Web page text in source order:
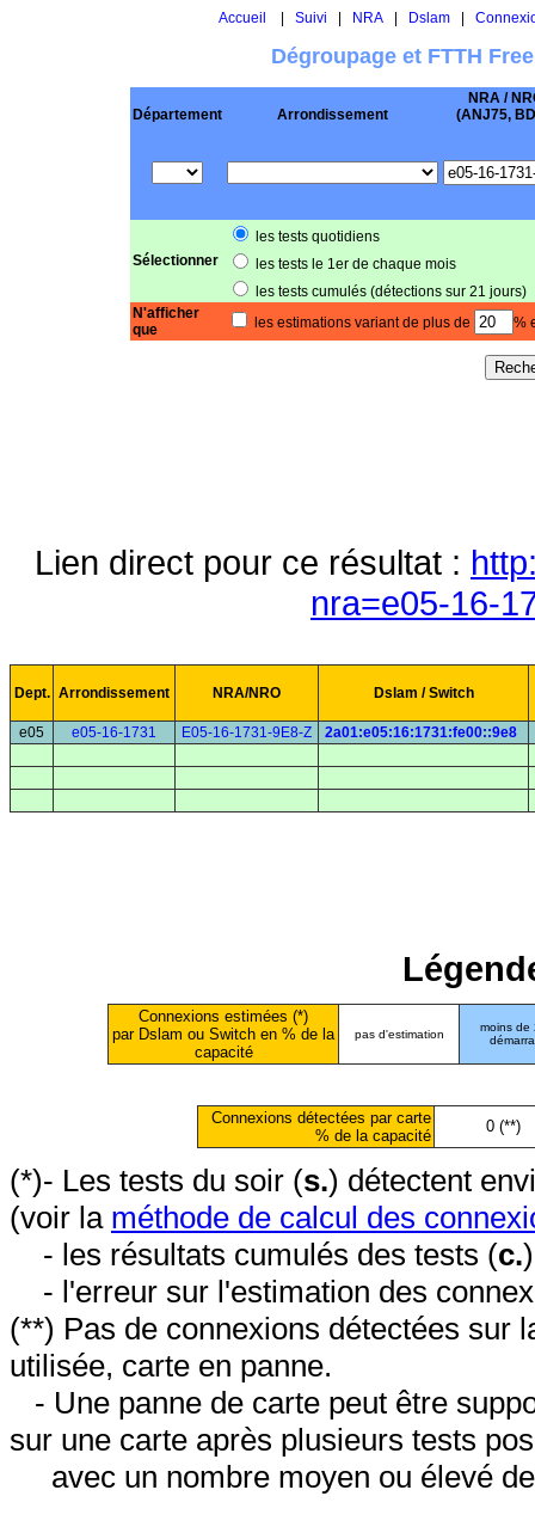
Accueil Suivi NRA| Dslam|
Dégroupage et FTTH
Département Arrondissement
NRA /
(ANJ75,
Sélectionner
les tests quotidiens
les tests le 1er de chaque mois
les tests cumulés (détections sur 21 jours)
N'afficher
que
les estimations variant de plus de %
Lien direct pour ce résultat :
nra=e05-16-
Dept. Arrondissement NRA/NRO Dslam / Switch
e05 e05-16-1731 E05-16-1731-9E8-Z 2a01:e05:16:1731:fe00::9e8
Connexions estimées (*)
par Dslam ou Switch en % de la
capacité
pas d'estimation
moins de
Connexions détectées par carte
% de la capacité
0 (**)
(*)- Les tests du soir (s.) détectent
(voir la méthode de calcul des
- les résultats cumulés des tests (c.
- l'erreur sur l'estimation des
(**) Pas de connexions détectées sur
utilisée, carte en panne.
- Une panne de carte peut être
sur une carte après plusieurs tests
avec un nombre moyen ou élevé